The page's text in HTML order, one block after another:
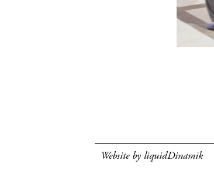
Website by liquidDinamik